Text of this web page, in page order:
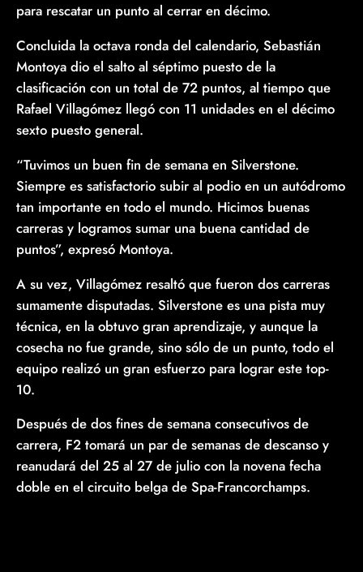
para rescatar un punto al cerrar en décimo.
Concluida la octava ronda del calendario, Sebastián
Montoya dio el salto al séptimo puesto de la
clasificación con un total de 72 puntos, al tiempo que
Rafael Villagómez llegó con 11 unidades en el décimo
sexto puesto general.
“Tuvimos un buen fin de semana en Silverstone.
Siempre es satisfactorio subir al podio en un autódromo
tan importante en todo el mundo. Hicimos buenas
carreras y logramos sumar una buena cantidad de
puntos”, expresó Montoya.
A su vez, Villagómez resaltó que fueron dos carreras
sumamente disputadas. Silverstone es una pista muy
técnica, en la obtuvo gran aprendizaje, y aunque la
cosecha no fue grande, sino sólo de un punto, todo el
equipo realizó un gran esfuerzo para lograr este top-
10.
Después de dos fines de semana consecutivos de
carrera, F2 tomará un par de semanas de descanso y
reanudará del 25 al 27 de julio con la novena fecha
doble en el circuito belga de Spa-Francorchamps.